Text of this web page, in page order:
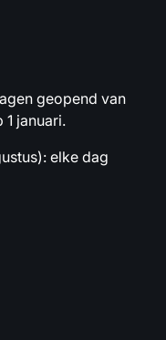
geopend van
1 januari.
elke dag